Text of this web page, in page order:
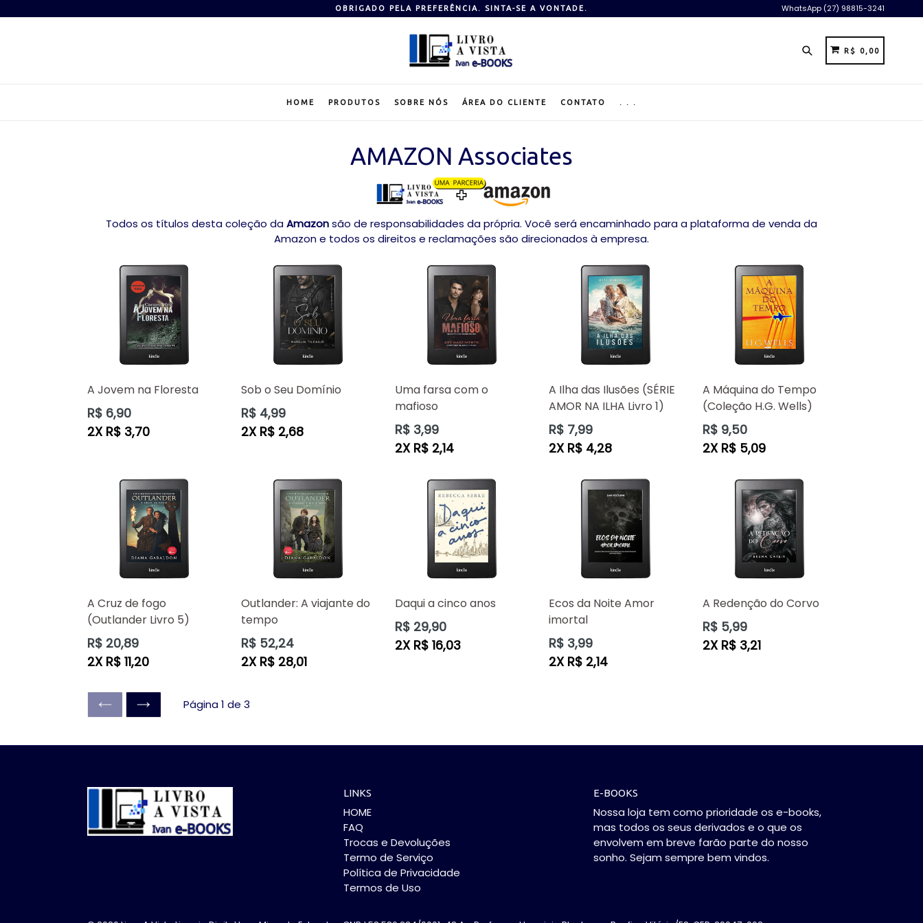
para
OBRIGADO PELA PREFERÊNCIA. SINTA-SE A VONTADE. WhatsApp (27) 98815-3241
PesquisarCARRINHO
CARRINHO
R$ 0,00
HOME PRODUTOS SOBRE NÓS ÁREA DO CLIENTE CONTATO . . .
AMAZON Associates
Todos os títulos desta coleção daAmazonsão de responsabilidades da própria. Você será encaminhado para a plataforma de venda da
Amazon e todos os direitos e reclamações são direcionados à empresa.
A Jovem na Floresta
Preço
normal
R$ 6,90
2X R$ 3,70
Sob o Seu Domínio
Preço
normal
R$ 4,99
2X R$ 2,68
Uma farsa com o
mafioso
Preço
normal
R$ 3,99
2X R$ 2,14
A Ilha das Ilusões (SÉRIE
AMOR NA ILHA Livro 1)
Preço
normal
R$ 7,99
2X R$ 4,28
A Máquina do Tempo
(Coleção H.G. Wells)
Preço
normal
R$ 9,50
2X R$ 5,09
A Cruz de fogo
(Outlander Livro 5)
Preço
normal
R$ 20,89
2X R$ 11,20
Outlander: A viajante do
tempo
Preço
normal
R$ 52,24
2X R$ 28,01
Daqui a cinco anos
Preço
normal
R$ 29,90
2X R$ 16,03
Ecos da Noite Amor
imortal
Preço
normal
R$ 3,99
2X R$ 2,14
A Redenção do Corvo
Preço
normal
R$ 5,99
2X R$ 3,21
ANTERIORSEGUINTE
Página 1 de 3
LINKS
HOME
FAQ
Trocas e Devoluções
Termo de Serviço
Política de Privacidade
Termos de Uso
E-BOOKS
Nossa loja tem como prioridade os e-books,
mas todos os seus derivados e o que os
envolvem em breve farão parte do nosso
sonho. Sejam sempre bem vindos.